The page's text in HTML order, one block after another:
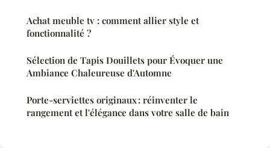
Achat meuble tv : comment allier style et
fonctionnalité ?
Sélection de Tapis Douillets pour Évoquer une
Ambiance Chaleureuse d'Automne
Porte-serviettes originaux : réinventer le
rangement et l'élégance dans votre salle de bain